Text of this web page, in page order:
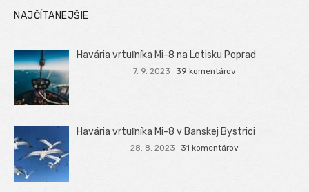
NAJČÍTANEJŠIE
Havária vrtuľníka Mi-8 na Letisku Poprad
7. 9. 2023 39 komentárov
Havária vrtuľníka Mi-8 v Banskej Bystrici
28. 8. 2023 31 komentárov